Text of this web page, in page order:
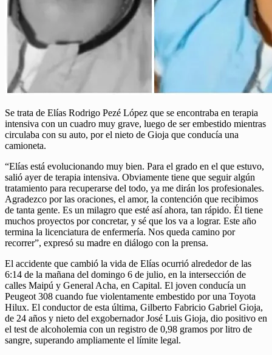
Se trata de Elías Rodrigo Pezé López que se encontraba en terapia
intensiva con un cuadro muy grave, luego de ser embestido mientras
circulaba con su auto, por el nieto de Gioja que conducía una
camioneta.
“Elías está evolucionando muy bien. Para el grado en el que estuvo,
salió ayer de terapia intensiva. Obviamente tiene que seguir algún
tratamiento para recuperarse del todo, ya me dirán los profesionales.
Agradezco por las oraciones, el amor, la contención que recibimos
de tanta gente. Es un milagro que esté así ahora, tan rápido. Él tiene
muchos proyectos por concretar, y sé que los va a lograr. Este año
termina la licenciatura de enfermería. Nos queda camino por
recorrer”, expresó su madre en diálogo con la prensa.
El accidente que cambió la vida de Elías ocurrió alrededor de las
6:14 de la mañana del domingo 6 de julio, en la intersección de
calles Maipú y General Acha, en Capital. El joven conducía un
Peugeot 308 cuando fue violentamente embestido por una Toyota
Hilux. El conductor de esta última, Gilberto Fabricio Gabriel Gioja,
de 24 años y nieto del exgobernador José Luis Gioja, dio positivo en
el test de alcoholemia con un registro de 0,98 gramos por litro de
sangre, superando ampliamente el límite legal.